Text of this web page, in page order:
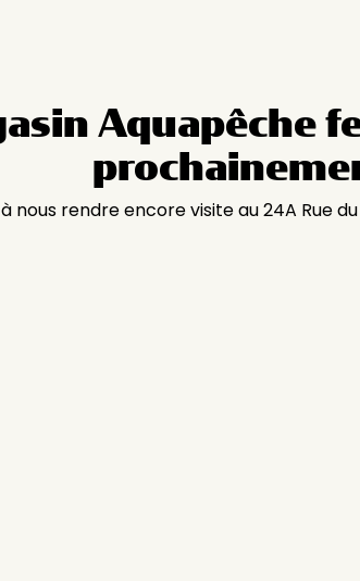
Aquapêche
nous rendre encore visite au 24A Rue